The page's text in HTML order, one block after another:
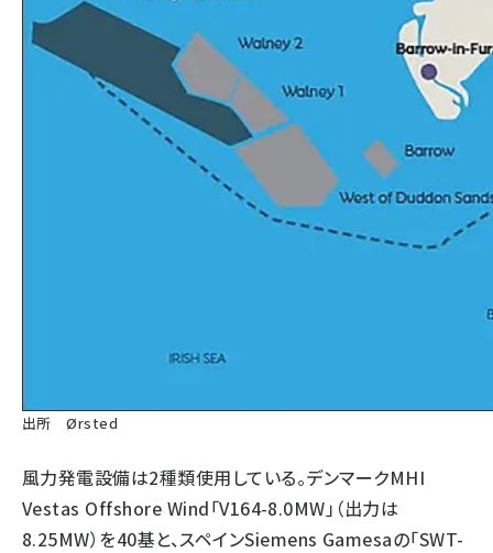
出所 Ørsted
風力発電設備は2種類使用している。デンマークMHI
Vestas Offshore Wind「V164-8.0MW」（出力は
8.25MW）を40基と、スペインSiemens Gamesaの「SWT-